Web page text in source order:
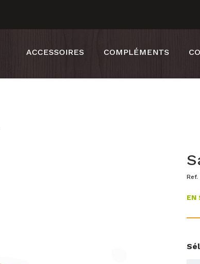
ACCESSOIRES COMPLÉMENTS
EN